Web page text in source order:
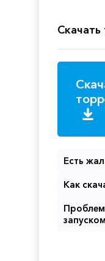
Скачать
Есть
Как
запуском